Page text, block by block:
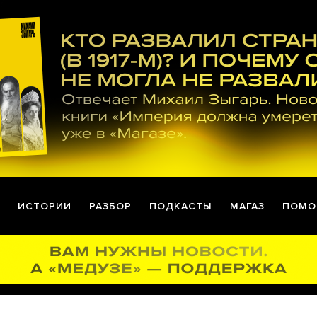
ИСТОРИИ РАЗБОР ПОДКАСТЫ МАГАЗ